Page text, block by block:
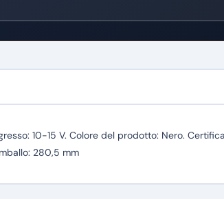
10-15 V. Colore del prodotto: Nero.
280,5 mm